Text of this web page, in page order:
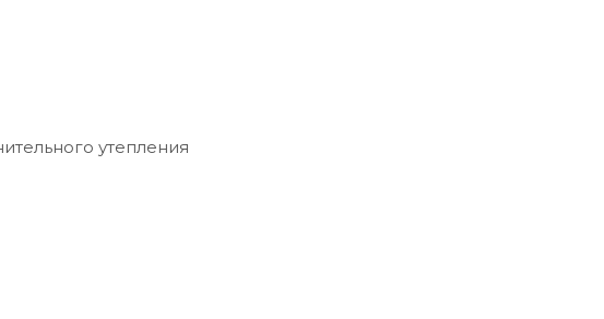
утепления